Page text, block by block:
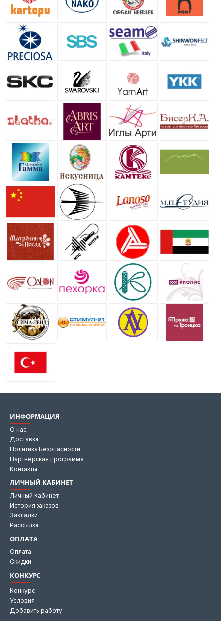
ИНФОРМАЦИЯ
О нас
Доставка
Политика Безопасности
Партнерская программа
Контакты
ЛИЧНЫЙ КАБИНЕТ
Личный Кабинет
История заказов
Закладки
Рассылка
ОПЛАТА
Оплата
Скидки
КОНКУРС
Конкурс
Условия
Добавить работу